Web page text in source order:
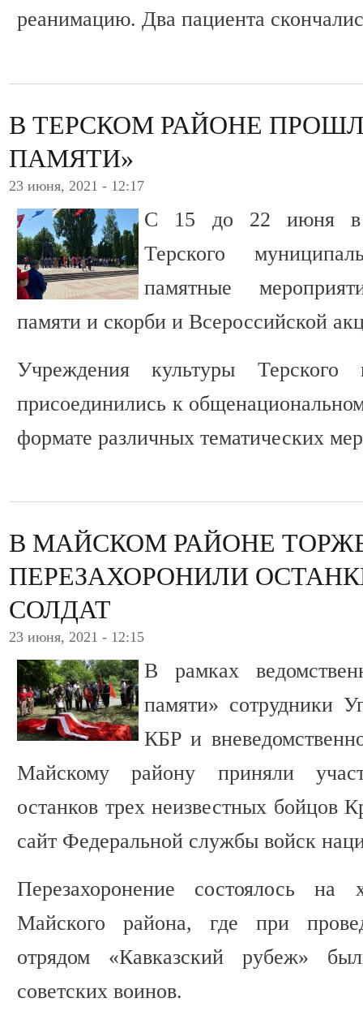
реанимацию. Два пациента
В ТЕРСКОМ РАЙОНЕ
ПАМЯТИ»
23 июня, 2021 - 12:17
С 15 до 22 июня в
Терского
памятные
памяти и скорби и Всероссийской
Учреждения культуры Терского
присоединились к
формате различных тематических
В МАЙСКОМ РАЙОНЕ
ПЕРЕЗАХОРОНИЛИ
СОЛДАТ
23 июня, 2021 - 12:15
В рамках
памяти» сотрудники
КБР и
Майскому району приняли
останков трех неизвестных
сайт Федеральной службы войск
Перезахоронение состоялось на
Майского района, где при
отрядом «Кавказский рубеж»
советских воинов.